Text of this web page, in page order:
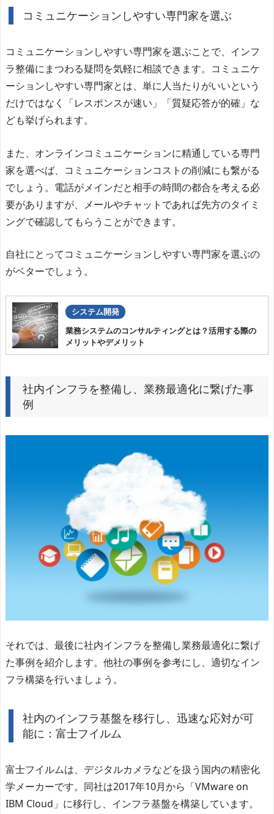
コミュニケーションしやすい専門家を選ぶ
コミュニケーションしやすい専門家を選ぶことで、インフ
ラ整備にまつわる疑問を気軽に相談できます。コミュニケ
ーションしやすい専門家とは、単に人当たりがいいという
だけではなく「レスポンスが速い」「質疑応答が的確」な
ども挙げられます。
また、オンラインコミュニケーションに精通している専門
家を選べば、コミュニケーションコストの削減にも繋がる
でしょう。電話がメインだと相手の時間の都合を考える必
要がありますが、メールやチャットであれば先方のタイミ
ングで確認してもらうことができます。
自社にとってコミュニケーションしやすい専門家を選ぶの
がベターでしょう。
システム開発
業務システムのコンサルティングとは？活用する際の
メリットやデメリット
社内インフラを整備し、業務最適化に繋げた事
例
それでは、最後に社内インフラを整備し業務最適化に繋げ
た事例を紹介します。他社の事例を参考にし、適切なイン
フラ構築を行いましょう。
社内のインフラ基盤を移行し、迅速な応対が可
能に：富士フイルム
富士フイルムは、デジタルカメラなどを扱う国内の精密化
学メーカーです。同社は2017年10月から「VMware on
IBM Cloud」に移行し、インフラ基盤を構築しています。